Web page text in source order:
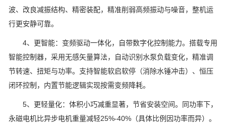
波、改良减振结构、精密装配，精准削弱高频振动与噪音，整机运
行更安静可靠。
4、更智能：变频驱动一体化，自带数字化控制能力。搭载专用
智能控制器，采用无感矢量算法，自动识别水泵负载变化，精准调
节转速、扭矩与功率。支持智能软启软停（消除水锤冲击）、恒压
闭环控制，内置节能逻辑实现按需变频降耗。
5、更轻量化：体积小巧减重显著，节省安装空间。同功率下，
永磁电机比异步电机重量减轻25%-40%（具体比例因功率而异）。